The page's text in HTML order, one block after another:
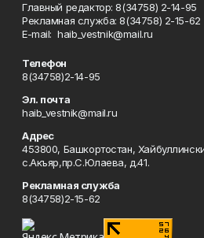
Главный редактор: 8(34758) 2-14-95
Рекламная служба: 8(34758) 2-15-62
Е-mаil: haib_vestnik@mail.ru
Телефон
8(34758)2-14-95
Эл. почта
haib_vestnik@mail.ru
Адрес
453800, Башкортостан,
с.Акъяр,пр.С.Юлаева, д.41.
Рекламная служба
8(34758)2-15-62